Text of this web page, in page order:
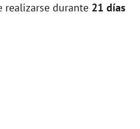
realizarse durante 21 días